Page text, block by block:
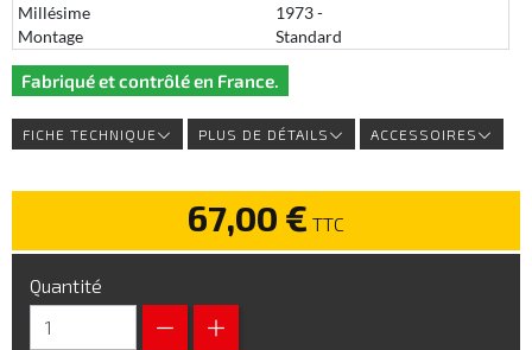
Millésime
1973 -
Montage
Standard
Fabriqué et contrôlé en France.
FICHE TECHNIQUE PLUS DE DÉTAILS ACCESSOIRES
67,00 € TTC
Quantité